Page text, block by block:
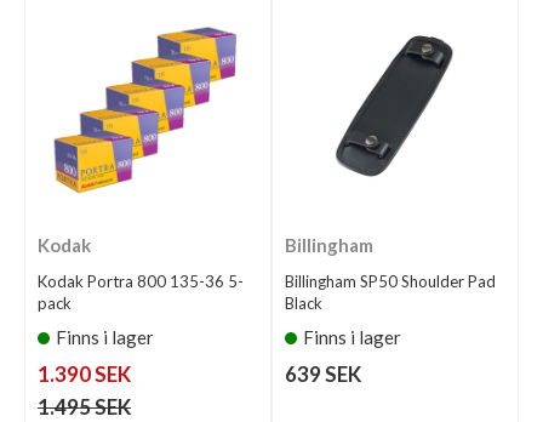
Kodak
Kodak Portra 800 135-36 5-
pack
Finns i lager
1.390 SEK
1.495 SEK
Billingham
Billingham SP50 Shoulder Pad
Black
Finns i lager
639 SEK